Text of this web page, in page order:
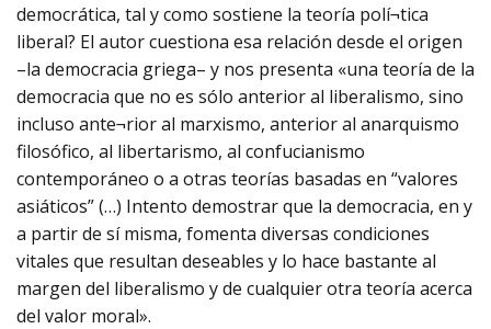
democrática, tal y como sostiene la teoría polí¬tica
liberal? El autor cuestiona esa relación desde el origen
–la democracia griega– y nos presenta «una teoría de la
democracia que no es sólo anterior al liberalismo, sino
incluso ante¬rior al marxismo, anterior al anarquismo
filosófico, al libertarismo, al confucianismo
contemporáneo o a otras teorías basadas en “valores
asiáticos” (…) Intento demostrar que la democracia, en y
a partir de sí misma, fomenta diversas condiciones
vitales que resultan deseables y lo hace bastante al
margen del liberalismo y de cualquier otra teoría acerca
del valor moral».